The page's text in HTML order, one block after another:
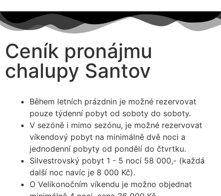
Ceník pronájmu
chalupy Santov
Během letních prázdnin je možné rezervovat
pouze týdenní pobyt od soboty do soboty.
V sezóně i mimo sezónu, je možné rezervovat
víkendový pobyt na minimálně dvě noci a
jednodenní pobyty od pondělí do čtvrtku.
Silvestrovský pobyt 1 - 5 nocí 58 000,- (každá
další noc navíc je 8 000 Kč).
O Velikonočním víkendu je možno objednat